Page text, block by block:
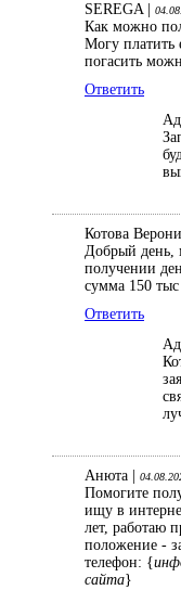
SEREGA |
Как можно
Могу платить
погасить
Ответить
Котова
Добрый день,
получении
сумма 150
Ответить
Анюта |
Помогите
ищу в
лет, работаю
положение -
телефон: {
сайта}